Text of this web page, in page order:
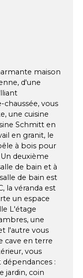
maison
d'une
vous
une cuisine
Schmitt en
en granit, le
à bois pour
deuxième
de bain et à
de bain est
la véranda est
un espace
L'étage
une
l'autre vous
cave en terre
vous
:
jardin, coin